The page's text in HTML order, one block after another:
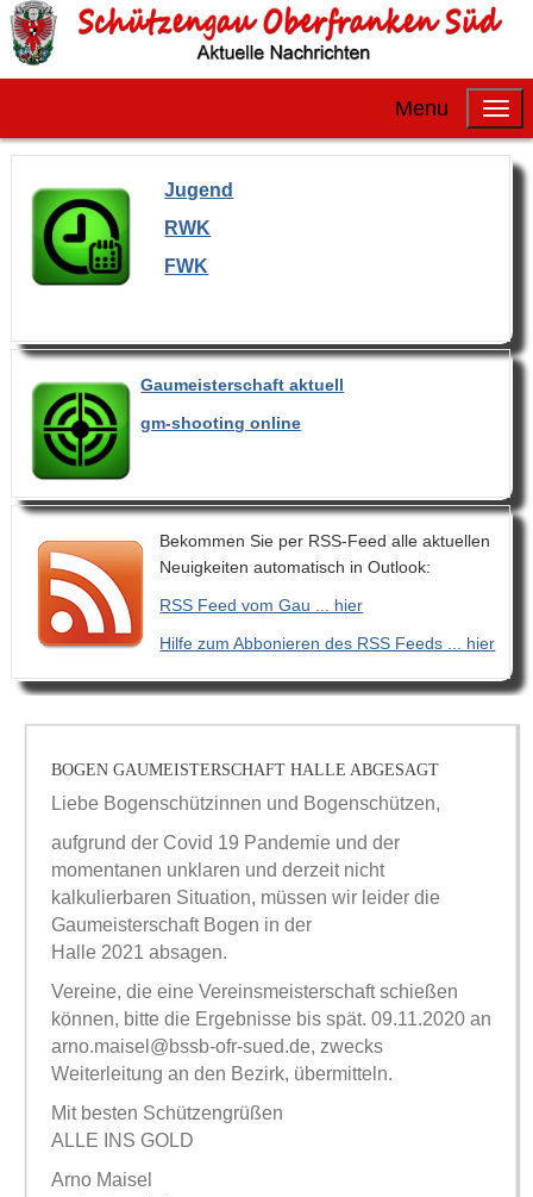
Menu
Jugend
RWK
FWK
Gaumeisterschaft aktuell
gm-shooting online
Bekommen Sie per RSS-Feed alle aktuellen
Neuigkeiten automatisch in Outlook:
RSS Feed vom Gau ... hier
Hilfe zum Abbonieren des RSS Feeds ... hier
BOGEN GAUMEISTERSCHAFT HALLE ABGESAGT
Liebe Bogenschützinnen und Bogenschützen,
aufgrund der Covid 19 Pandemie und der
momentanen unklaren und derzeit nicht
kalkulierbaren Situation, müssen wir leider die
Gaumeisterschaft Bogen in der
Halle 2021 absagen.
Vereine, die eine Vereinsmeisterschaft schießen
können, bitte die Ergebnisse bis spät. 09.11.2020 an
arno.maisel@bssb-ofr-sued.de, zwecks
Weiterleitung an den Bezirk, übermitteln.
Mit besten Schützengrüßen
ALLE INS GOLD
Arno Maisel